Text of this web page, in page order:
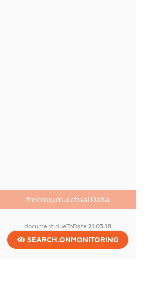
freemium.actualData
document.dueToDate 21.03.18
SEARCH.ONMONITORING